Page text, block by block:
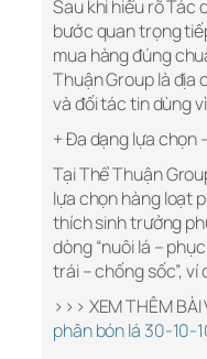
Sau khi hiểu rõ Tác
bước quan trọng
mua hàng đúng
Thuận Group là địa
và đối tác tin dùng
+ Đa dạng lựa chọn
Tại Thể Thuận
lựa chọn hàng loạt
thích sinh trưởng
dòng “nuôi lá –
trái – chống sốc”, ví
>>> XEM THÊM BÀI
phân bón lá 30-10-